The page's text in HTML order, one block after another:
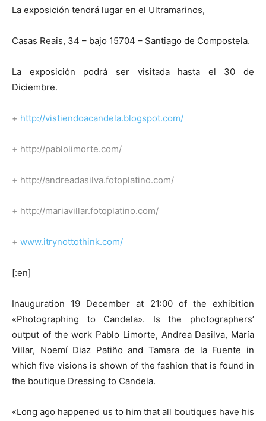
La exposición tendrá lugar en el Ultramarinos,
Casas Reais, 34 – bajo 15704 – Santiago de Compostela.
La exposición podrá ser visitada hasta el 30 de
Diciembre.
+ http://vistiendoacandela.blogspot.com/
+ http://pablolimorte.com/
+ http://andreadasilva.fotoplatino.com/
+ http://mariavillar.fotoplatino.com/
+ www.itrynottothink.com/
[:en]
Inauguration 19 December at 21:00 of the exhibition
«Photographing to Candela». Is the photographers’
output of the work Pablo Limorte, Andrea Dasilva, María
Villar, Noemí Diaz Patiño and Tamara de la Fuente in
which five visions is shown of the fashion that is found in
the boutique Dressing to Candela.
«Long ago happened us to him that all boutiques have his